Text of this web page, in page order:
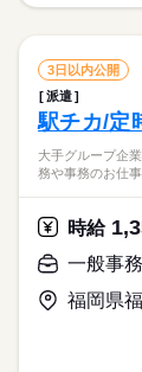
就業時間・曜日
残10未満
働き方・環境
大手企業
禁煙・分煙
活かせるスキル
Word
Excel
休日・休暇
土日祝日、夏
る。
年間休日127
仕事の仕方
職場の様子
業界 建築
未経験OK /
お仕事の特徴
す。
・各担当者・
・現場工程管
・工事写真撮
・各種資料作
◎嬉しい土日
◎WEB面談随
まずはお気
※嬉しい土日
※大型連休も
応募資格
・未経験でも
給与 月給
3日以内公開
派遣
駅チカ/定
大手グループ企
務や事務のお仕
時給
一般事
福岡県